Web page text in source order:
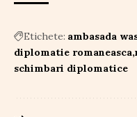
Etichete: ambasada
diplomatie romaneasca
schimbari diplomatice